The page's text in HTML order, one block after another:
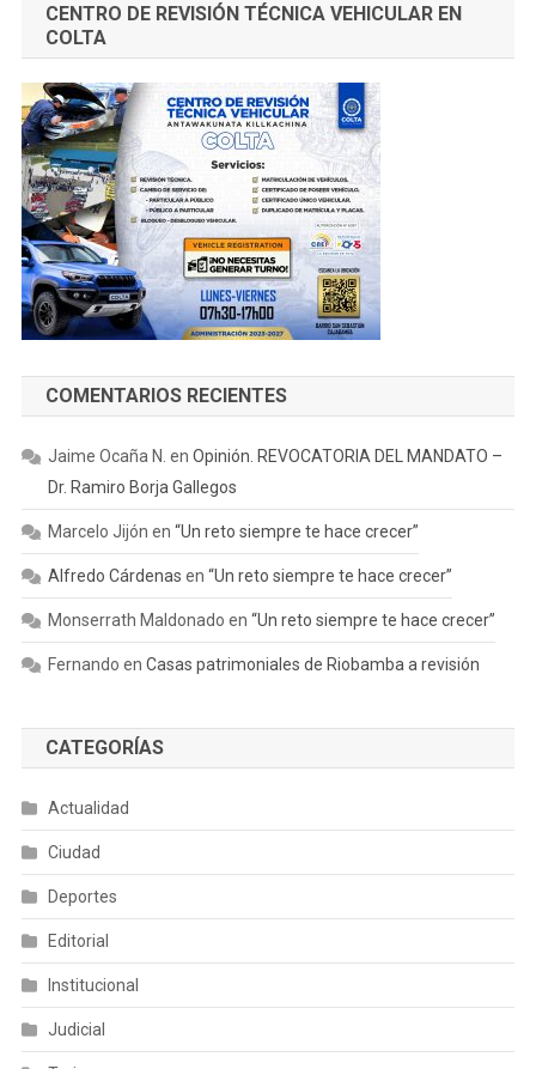
CENTRO DE REVISIÓN TÉCNICA VEHICULAR EN
COLTA
COMENTARIOS RECIENTES
Jaime Ocaña N. en Opinión. REVOCATORIA DEL MANDATO –
Dr. Ramiro Borja Gallegos
Marcelo Jijón en “Un reto siempre te hace crecer”
Alfredo Cárdenas en “Un reto siempre te hace crecer”
Monserrath Maldonado en “Un reto siempre te hace crecer”
Fernando en Casas patrimoniales de Riobamba a revisión
CATEGORÍAS
Actualidad
Ciudad
Deportes
Editorial
Institucional
Judicial